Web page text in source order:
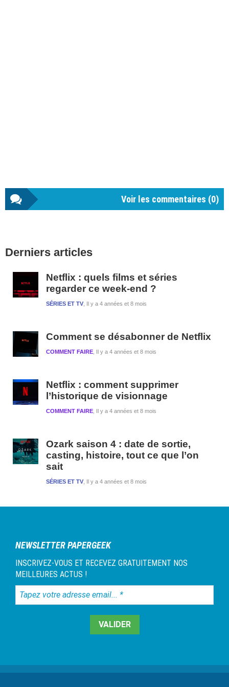
Voir les commentaires (0)
latérale
Derniers articles
Netflix : quels films et séries
regarder ce week-end ?
Il y a 4 années et 8 mois
SÉRIES ET TV
Comment se désabonner de Netflix
Il y a 4 années et 8 mois
COMMENT FAIRE
Netflix : comment supprimer
l’historique de visionnage
Il y a 4 années et 8 mois
COMMENT FAIRE
Ozark saison 4 : date de sortie,
casting, histoire, tout ce que l’on
sait
Il y a 4 années et 8 mois
SÉRIES ET TV
NEWSLETTER PAPERGEEK
INSCRIVEZ-VOUS ET RECEVEZ GRATUITEMENT NOS
MEILLEURES ACTUS !
Tapez
votre